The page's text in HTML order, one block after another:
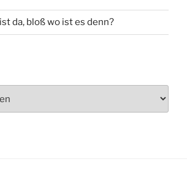
da, bloß wo ist es denn?